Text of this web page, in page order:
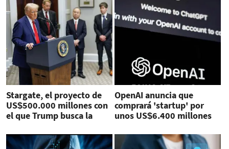
Stargate, el proyecto de
US$500.000 millones con
el que Trump busca la
OpenAI anuncia que
comprará 'startup' por
unos US$6.400 millones